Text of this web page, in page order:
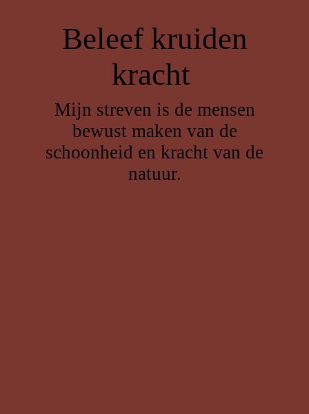
Beleef kruiden
kracht
Mijn streven is de mensen
bewust maken van de
schoonheid en kracht van de
natuur.